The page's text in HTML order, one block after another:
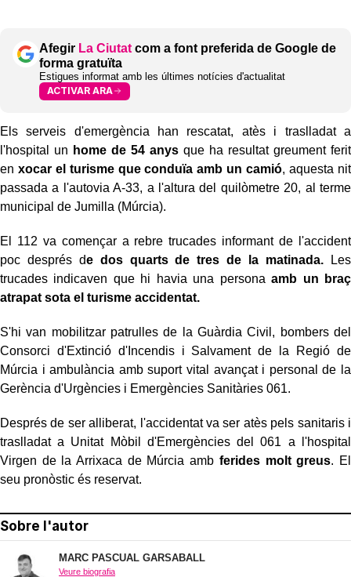
Afegir La Ciutat com a font preferida de Google de
forma gratuïta
Estigues informat amb les últimes notícies d'actualitat
ACTIVAR ARA
Els serveis d'emergència han rescatat, atès i traslladat a
l'hospital un home de 54 anysque ha resultat greument ferit
en xocar el turisme que conduïa amb un camió, aquesta nit
passada a l'autovia A-33, a l'altura del quilòmetre 20, al terme
municipal de Jumilla (Múrcia).
El 112 va començar a rebre trucades informant de l'accident
poc després de dos quarts de tres de la matinada.
Les
trucades indicaven que hi havia una personaamb un braç
atrapat sota el turisme accidentat.
S'hi van mobilitzar patrulles de la Guàrdia Civil, bombers del
Consorci d'Extinció d'Incendis i Salvament de la Regió de
Múrcia i ambulància amb suport vital avançat i personal de la
Gerència d'Urgències i Emergències Sanitàries 061.
Després de ser alliberat, l'accidentat va ser atès pels sanitaris i
traslladat a Unitat Mòbil d'Emergències del 061 a l'hospital
Virgen de la Arrixaca de Múrcia amb ferides molt greus. El
seu pronòstic és reservat.
Sobre l'autor
MARC PASCUAL GARSABALL
Veure biografia